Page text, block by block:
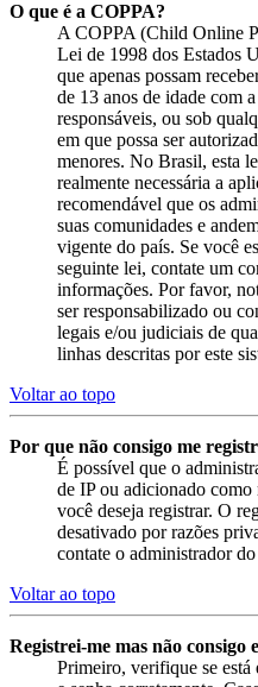
O que é a COPPA?
A COPPA (Child Online
Lei de 1998 dos Estados
que apenas possam
de 13 anos de idade com
responsáveis, ou sob
em que possa ser
menores. No Brasil, esta
realmente necessária a
recomendável que os
suas comunidades e
vigente do país. Se você
seguinte lei, contate um
informações. Por favor,
ser responsabilizado ou
legais e/ou judiciais de
linhas descritas por este
Voltar ao topo
Por que não consigo me
É possível que o
de IP ou adicionado
você deseja registrar. O
desativado por razões
contate o administrador
Voltar ao topo
Registrei-me mas não consigo
Primeiro, verifique se está